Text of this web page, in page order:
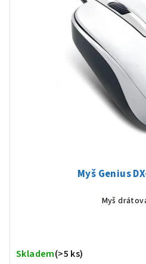
Myš Genius
Myš
Skladem(>5 ks)